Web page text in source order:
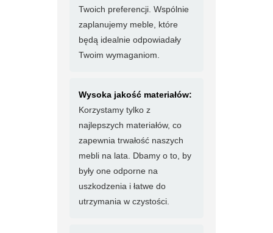
Twoich preferencji. Wspólnie
zaplanujemy meble, które
będą idealnie odpowiadały
Twoim wymaganiom.
Wysoka jakość materiałów:
Korzystamy tylko z
najlepszych materiałów, co
zapewnia trwałość naszych
mebli na lata. Dbamy o to, by
były one odporne na
uszkodzenia i łatwe do
utrzymania w czystości.